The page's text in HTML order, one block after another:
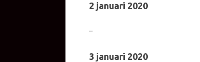
2 januari 2020
–
3 januari 2020